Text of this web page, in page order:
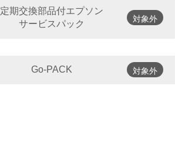
定期交換部品付エプソン
サービスパック
対象外
Go-PACK 対象外